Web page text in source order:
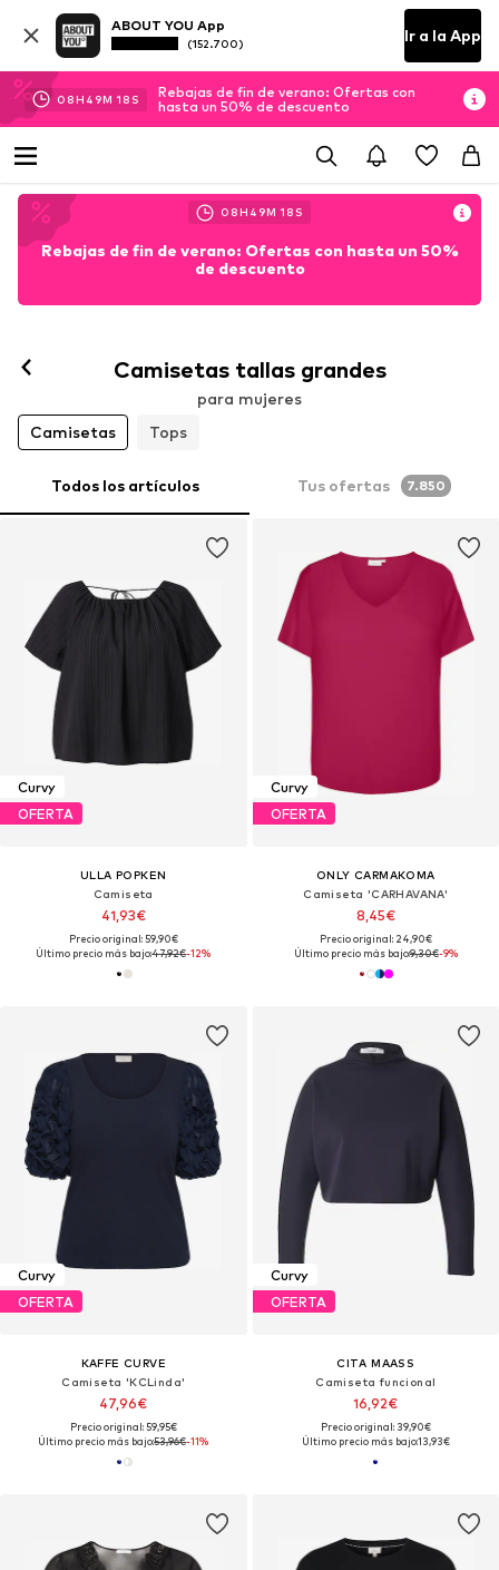
ABOUT YOU App
(152.700) Ir a la App
08H 49M 17 S
Rebajas de fin de verano: Ofertas con
hasta un 50% de descuento
08H 49M 17 S
Rebajas de fin de verano: Ofertas con hasta un 50%
de descuento
Camisetas tallas grandes
para mujeres
Camisetas
Tops
Todos los artículos Tus ofertas 7.850
Curvy
OFERTA
ULLA POPKEN
Camiseta
41,93€
Precio original: 59,90€
Último precio más bajo:47,92€-12%
Curvy
OFERTA
ONLY CARMAKOMA
Camiseta 'CARHAVANA'
8,45€
Precio original: 24,90€
Último precio más bajo:9,30€-9%
Curvy
OFERTA
KAFFE CURVE
Camiseta 'KCLinda'
47,96€
Precio original: 59,95€
Último precio más bajo:53,96€-11%
Curvy
OFERTA
CITA MAASS
Camiseta funcional
16,92€
Precio original: 39,90€
Último precio más bajo:13,93€